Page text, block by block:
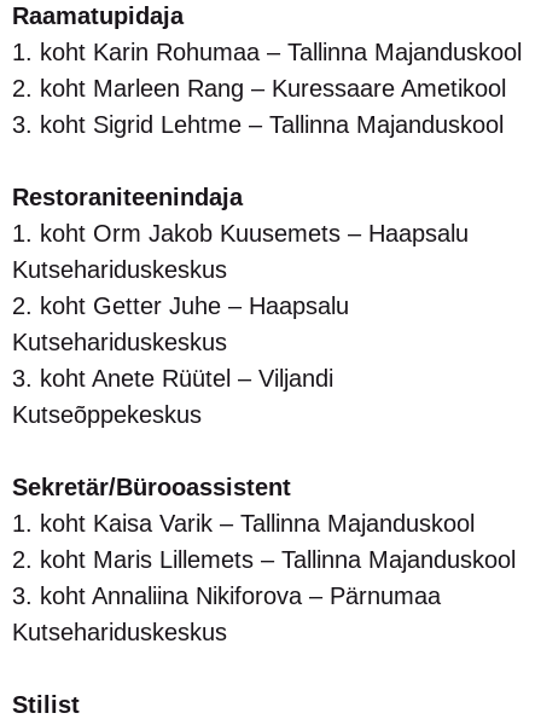
Raamatupidaja
1. koht Karin Rohumaa – Tallinna Majanduskool
2. koht Marleen Rang – Kuressaare Ametikool
3. koht Sigrid Lehtme – Tallinna Majanduskool
Restoraniteenindaja
1. koht Orm Jakob Kuusemets – Haapsalu
Kutsehariduskeskus
2. koht Getter Juhe – Haapsalu
Kutsehariduskeskus
3. koht Anete Rüütel – Viljandi
Kutseõppekeskus
Sekretär/Bürooassistent
1. koht Kaisa Varik – Tallinna Majanduskool
2. koht Maris Lillemets – Tallinna Majanduskool
3. koht Annaliina Nikiforova – Pärnumaa
Kutsehariduskeskus
Stilist